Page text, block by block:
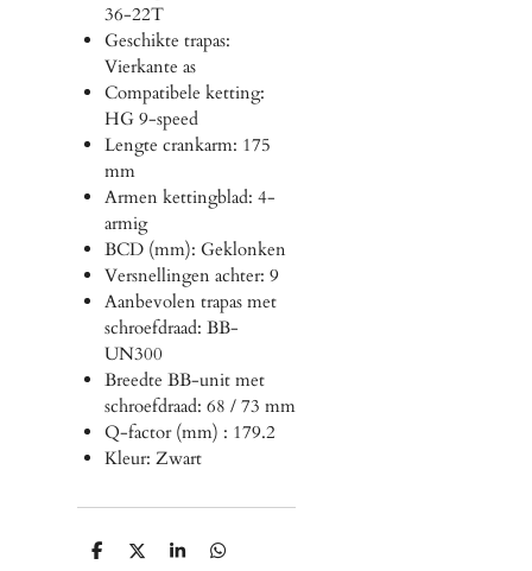
36-22T
Geschikte trapas:
Vierkante as
Compatibele ketting:
HG 9-speed
Lengte crankarm: 175
mm
Armen kettingblad: 4-
armig
BCD (mm): Geklonken
Versnellingen achter: 9
Aanbevolen trapas met
schroefdraad: BB-
UN300
Breedte BB-unit met
schroefdraad: 68 / 73 mm
Q-factor (mm) : 179.2
Kleur: Zwart
D
D
S
D